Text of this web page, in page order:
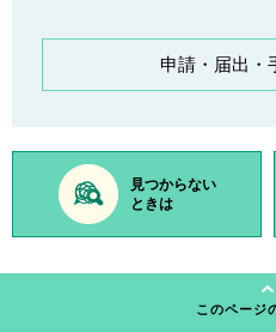
申請・届出・
見つからない
ときは
このページ